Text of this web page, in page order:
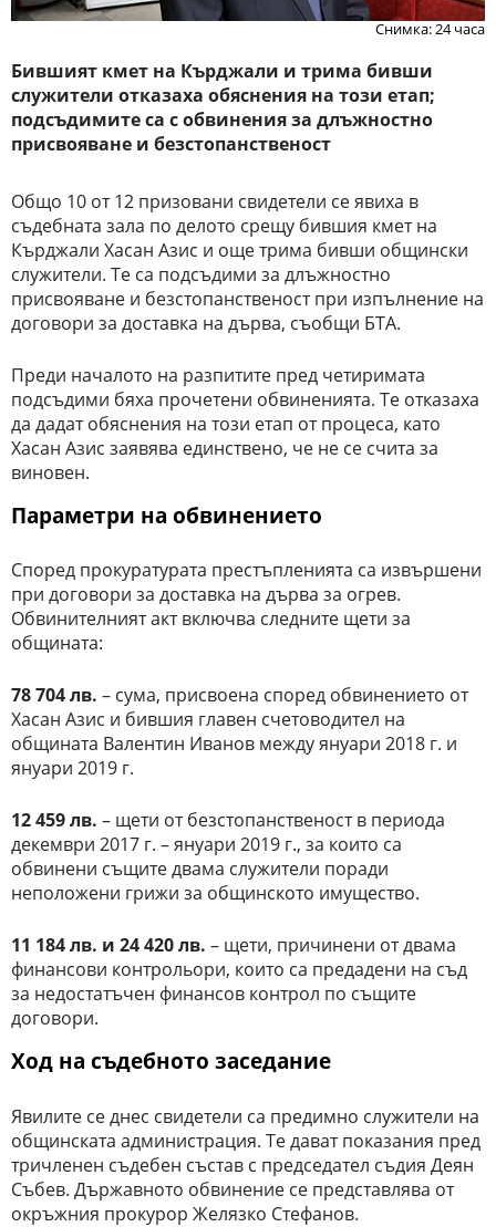
Снимка: 24 часа
Бившият кмет на Кърджали и трима бивши
служители отказаха обяснения на този етап;
подсъдимите са с обвинения за длъжностно
присвояване и безстопанственост
Общо 10 от 12 призовани свидетели се явиха в
съдебната зала по делото срещу бившия кмет на
Кърджали Хасан Азис и още трима бивши общински
служители. Те са подсъдими за длъжностно
присвояване и безстопанственост при изпълнение на
договори за доставка на дърва, съобщи БТА.
Преди началото на разпитите пред четиримата
подсъдими бяха прочетени обвиненията. Те отказаха
да дадат обяснения на този етап от процеса, като
Хасан Азис заявява единствено, че не се счита за
виновен.
Параметри на обвинението
Според прокуратурата престъпленията са извършени
при договори за доставка на дърва за огрев.
Обвинителният акт включва следните щети за
общината:
78 704 лв. – сума, присвоена според обвинението от
Хасан Азис и бившия главен счетоводител на
общината Валентин Иванов между януари 2018 г. и
януари 2019 г.
12 459 лв. – щети от безстопанственост в периода
декември 2017 г. – януари 2019 г., за които са
обвинени същите двама служители поради
неположени грижи за общинското имущество.
11 184 лв. и 24 420 лв. – щети, причинени от двама
финансови контрольори, които са предадени на съд
за недостатъчен финансов контрол по същите
договори.
Ход на съдебното заседание
Явилите се днес свидетели са предимно служители на
общинската администрация. Те дават показания пред
тричленен съдебен състав с председател съдия Деян
Събев. Държавното обвинение се представлява от
окръжния прокурор Желязко Стефанов.